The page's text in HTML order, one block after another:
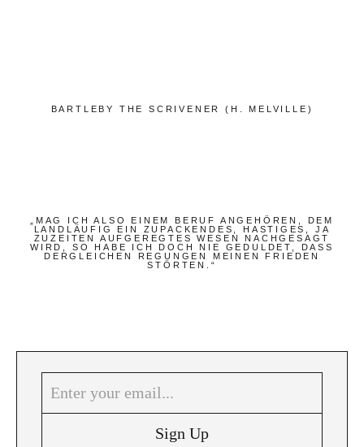
Schreiben & Reisen
Zeitgeist
InstagramPinterest
BARTLEBY THE SCRIVENER (H. MELVILLE)
„MAG ICH ALSO EINEM BERUF ANGEHÖREN, DEM
LANDLÄUFIG EIN ZUPACKENDES, HASTIGES, JA
ZUZEITEN AUFGEREGTES WESEN NACHGESAGT
WIRD, SO HABE ICH DOCH NIE GEDULDET, DASS
DERGLEICHEN REGUNGEN MEINEN FRIEDEN
STÖRTEN.“